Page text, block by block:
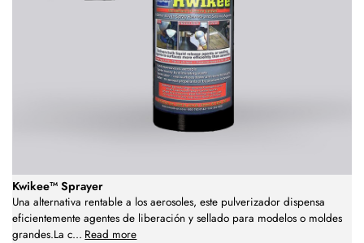
Kwikee™ Sprayer
Una alternativa rentable a los aerosoles, este pulverizador dispensa
eficientemente agentes de liberación y sellado para modelos o moldes
grandes.La c... Read more